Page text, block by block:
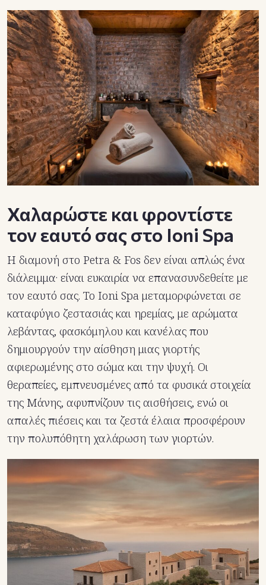
Χαλαρώστε και φροντίστε
τον εαυτό σας στο Ioni Spa
Η διαμονή στο Petra & Fos δεν είναι απλώς ένα
διάλειμμα· είναι ευκαιρία να επανασυνδεθείτε με
τον εαυτό σας. Το Ioni Spa μεταμορφώνεται σε
καταφύγιο ζεστασιάς και ηρεμίας, με αρώματα
λεβάντας, φασκόμηλου και κανέλας που
δημιουργούν την αίσθηση μιας γιορτής
αφιερωμένης στο σώμα και την ψυχή. Οι
θεραπείες, εμπνευσμένες από τα φυσικά στοιχεία
της Μάνης, αφυπνίζουν τις αισθήσεις, ενώ οι
απαλές πιέσεις και τα ζεστά έλαια προσφέρουν
την πολυπόθητη χαλάρωση των γιορτών.